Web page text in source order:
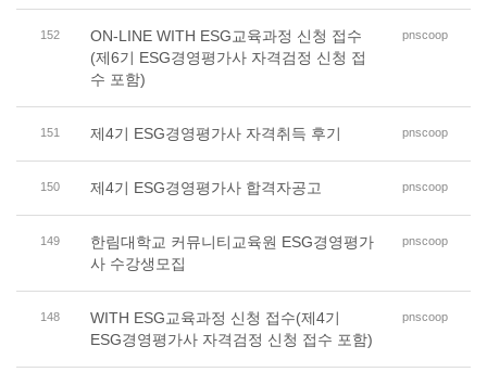
152
ON-LINE WITH ESG교육과정 신청 접수
(제6기 ESG경영평가사 자격검정 신청 접
수 포함)
pnscoop
151 제4기 ESG경영평가사 자격취득 후기 pnscoop
150 제4기 ESG경영평가사 합격자공고 pnscoop
149
한림대학교 커뮤니티교육원 ESG경영평가
사 수강생모집
pnscoop
148
WITH ESG교육과정 신청 접수(제4기
ESG경영평가사 자격검정 신청 접수 포함)
pnscoop